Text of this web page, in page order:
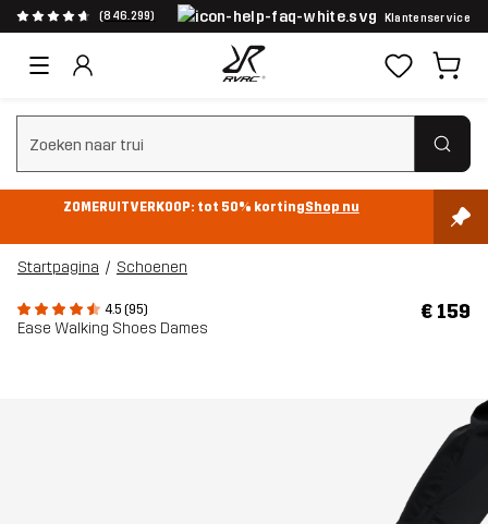
(846.299) Klantenservice
Zoeken wissen
ZOMERUITVERKOOP: tot 50% kortingShop nu
Startpagina Schoenen
4.5 (95)
Ease Walking Shoes Dames
€ 159